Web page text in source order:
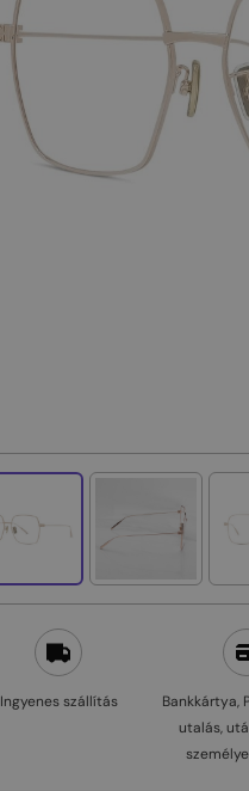
Ingyenes szállítás
Bankkártya,
utalás,